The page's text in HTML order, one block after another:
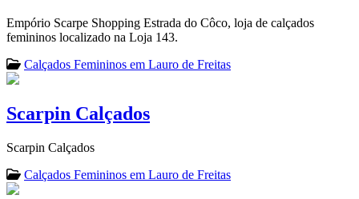
Empório Scarpe Shopping Estrada do Côco, loja de calçados
femininos localizado na Loja 143.
Calçados Femininos em Lauro de Freitas
Scarpin Calçados
Scarpin Calçados
Calçados Femininos em Lauro de Freitas